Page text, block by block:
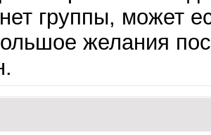
группы, может
желания